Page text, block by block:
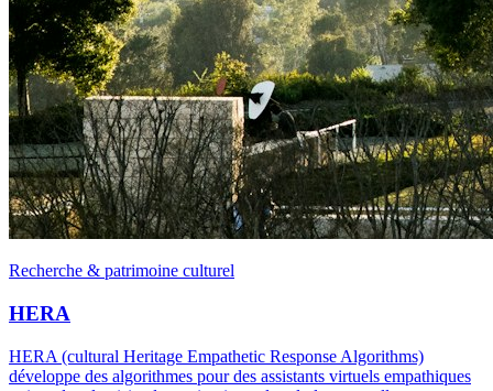
Recherche & patrimoine culturel
HERA
HERA (cultural Heritage Empathetic Response Algorithms)
développe des algorithmes pour des assistants virtuels empathiques